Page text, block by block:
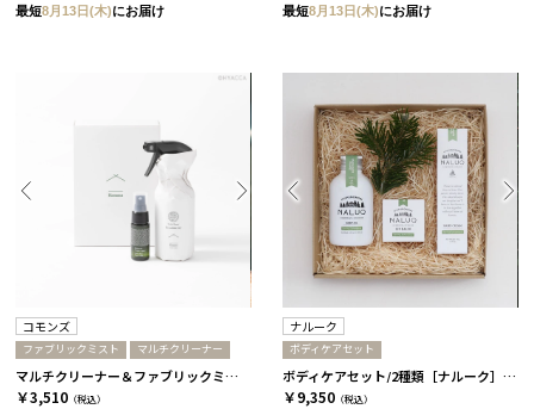
最短8月13日(木)にお届け 最短8月13日(木)にお届け
コモンズ
ファブリックミスト マルチクリーナー
マルチクリーナー＆ファブリックミスト ミニセット［コモンズ］
￥3,510 （税込）
ナルーク
ボディケアセット
ボディケアセット/2種類［ナルーク］ スプリングエフェメラル
￥9,350 （税込）